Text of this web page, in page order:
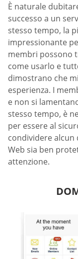
È naturale
successo a un
stesso tempo, la
impressionante
membri possono
come usarlo e
dimostrano che
esperienza. I
e non si
stesso tempo, è
per essere al
condividere alcun
Web sia ben
attenzione.